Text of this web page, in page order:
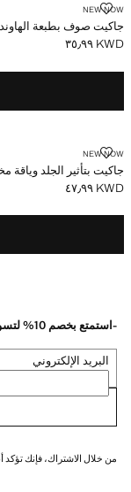
NEW NOW
جاكيت صوف بطبعة
جاكيت صوف بطبعة
السعر الحالي [KWD ٣٥٫٩٩ ]
KWD ٣٥٫٩٩
NEW NOW
جاكيت بتأثير الجلد وياقة
جاكيت بتأثير الجلد
السعر الحالي [KWD ٤٧٫٩٩ ]
KWD ٤٧٫٩٩
-استمتع بخصم 10% لتسوقك القادم عند اشتراكك في نشرتنا الاخبارية
البريد الإلكتروني
من خلال الاشتراك، فإنك تؤكد